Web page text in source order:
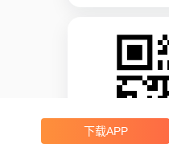
下载APP